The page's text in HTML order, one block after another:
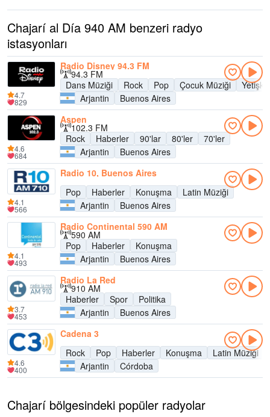
Chajarí al Día 940 AM benzeri radyo
istasyonları
Radio Disney 94.3 FM
94.3 FM
Dans Müziği
Rock Pop Çocuk Müziği
Arjantin
Buenos Aires
4.7
829
Aspen
102.3 FM
Rock
Haberler 90'lar 80'ler
70'ler
Arjantin
Buenos Aires
4.6
684
Radio 10, Buenos Aires
Pop
Haberler Konuşma
Latin Müziği
Arjantin
Buenos Aires
4.1
566
Radio Continental 590 AM
590 AM
Pop
Haberler
Konuşma
Arjantin
Buenos Aires
4.1
493
Radio La Red
910 AM
Haberler
Spor
Politika
Arjantin
Buenos Aires
3.7
453
Cadena 3
Rock
Pop Haberler Konuşma Latin Müziği
Arjantin
Córdoba
4.6
400
Chajarí bölgesindeki popüler radyolar